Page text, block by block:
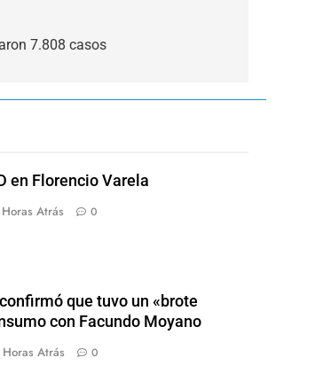
7.808 casos
en Florencio Varela
Atrás 0
que tuvo un «brote
con Facundo Moyano
Atrás 0